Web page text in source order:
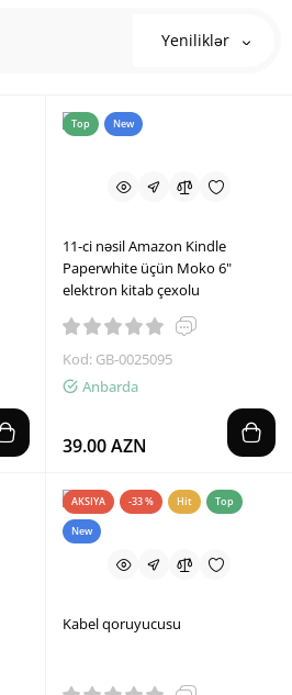
Yeniliklər
Top New
11-ci nəsil Amazon Kindle
Paperwhite üçün Moko 6"
elektron kitab çexolu
Kod: GB-0025095
Anbarda
39.00 AZN
AKSIYA -33 % Hit Top
New
Kabel qoruyucusu